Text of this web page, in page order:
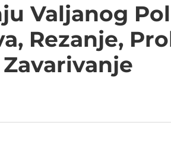
Valjanog
Rezanje,
Zavarivanje